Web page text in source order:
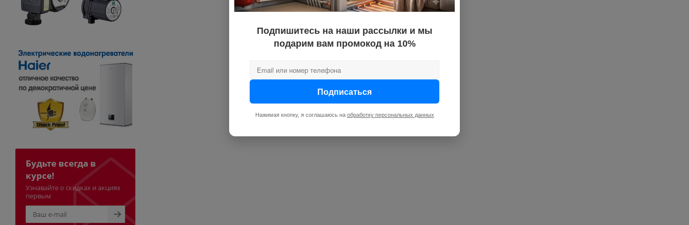
Будьте всегда в
курсе!
Узнавайте о скидках и акциях
первым
Подпишитесь на наши рассылки и мы
подарим вам промокод на 10%
Подписаться
Нажимая кнопку, я соглашаюсь на обработку персональных данных